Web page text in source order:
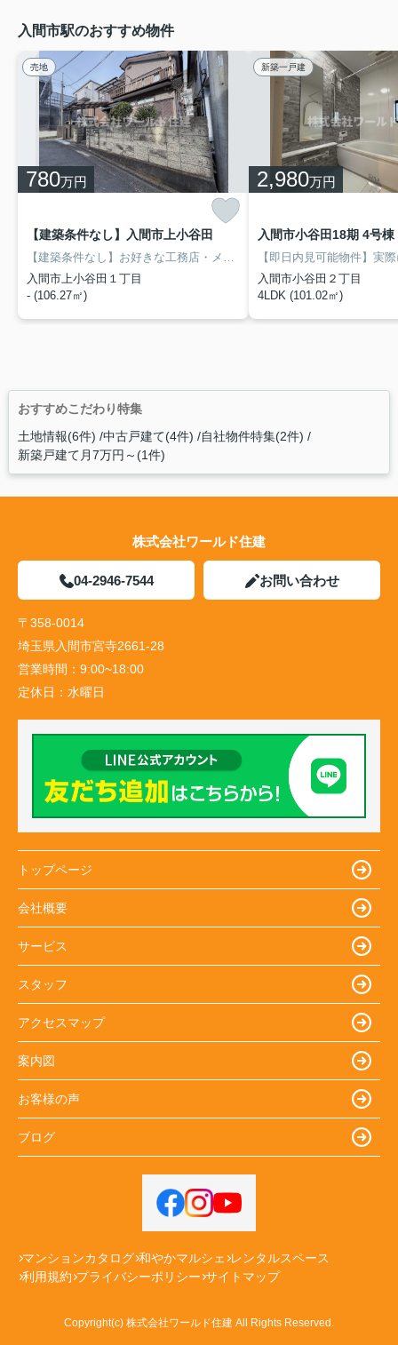
入間市駅のおすすめ物件
売地
780万円
【建築条件なし】入間市上小谷田
【建築条件なし】お好きな工務店・メーカーでの建築が可能です！南道路の穏やかな住環境ですが、生活に便利なコンビニ・スーパー・雑貨店などの施設が充実しているバランスの取れた立地です。飲食店や公園も近いので、お子さまのいらっしゃるお客様にも大変おすすめです。
入間市上小谷田１丁目
- (106.27㎡)
新築一戸建
2,980万円
入間市小谷田18期 4号棟
入間市小谷田２丁目
4LDK (101.02㎡)
おすすめこだわり特集
土地情報(6件) 中古戸建て(4件) 自社物件特集(2件)
新築戸建て月7万円～(1件)
株式会社ワールド住建
04-2946-7544 お問い合わせ
〒358-0014
埼玉県入間市宮寺2661-28
営業時間： 9:00~18:00
定休日： 水曜日
トップページ
会社概要
サービス
スタッフ
アクセスマップ
案内図
お客様の声
ブログ
マンションカタログ 和やかマルシェ レンタルスペース
利用規約 プライバシーポリシー サイトマップ
Copyright(c) 株式会社ワールド住建 All Rights Reserved.